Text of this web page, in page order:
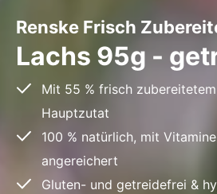
Renske Frisch
Lachs 95g -
Mit 55 % frisch
Hauptzutat
100 % natürlich, mit
angereichert
Gluten- und getreidefrei &